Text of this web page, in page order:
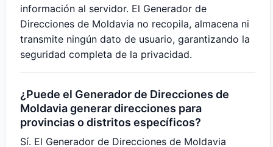
información al servidor. El Generador de
Direcciones de Moldavia no recopila, almacena ni
transmite ningún dato de usuario, garantizando la
seguridad completa de la privacidad.
¿Puede el Generador de Direcciones de
Moldavia generar direcciones para
provincias o distritos específicos?
Sí. El Generador de Direcciones de Moldavia